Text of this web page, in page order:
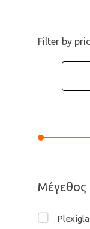
Filter by
Μέγεθος